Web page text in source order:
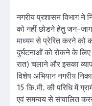
नगरीय प्रशासन विभाग
को नहीं छोडने हेतु जन-
माध्यम से प्रेरित करने
दुर्घटनाओं को रोकने के
रात) चलाने और इसका
विशेष अभियान नगरीय
15 कि.मी. की परिधि में
एवं समन्वय से संचालित